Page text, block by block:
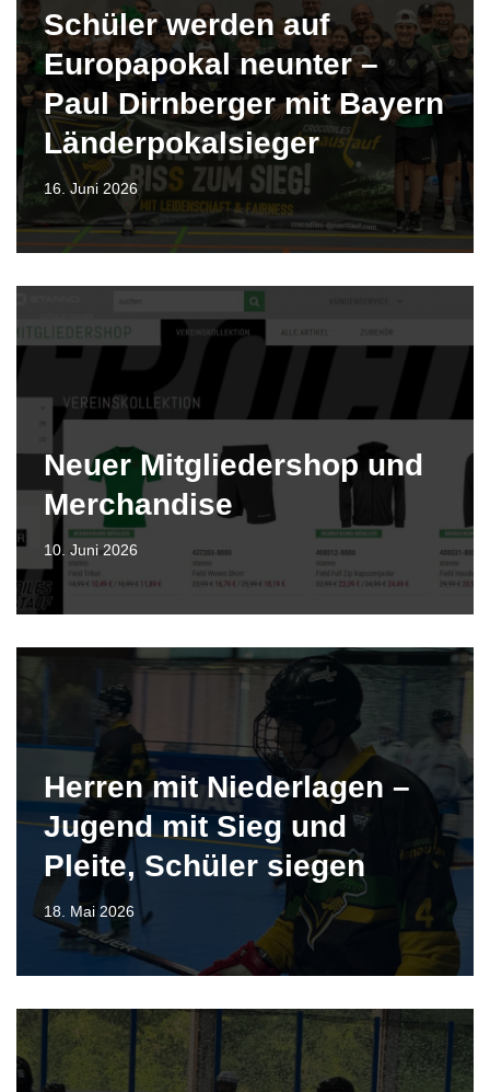
Schüler werden auf
Europapokal neunter –
Paul Dirnberger mit Bayern
Länderpokalsieger
16. Juni 2026
Neuer Mitgliedershop und
Merchandise
10. Juni 2026
Herren mit Niederlagen –
Jugend mit Sieg und
Pleite, Schüler siegen
18. Mai 2026